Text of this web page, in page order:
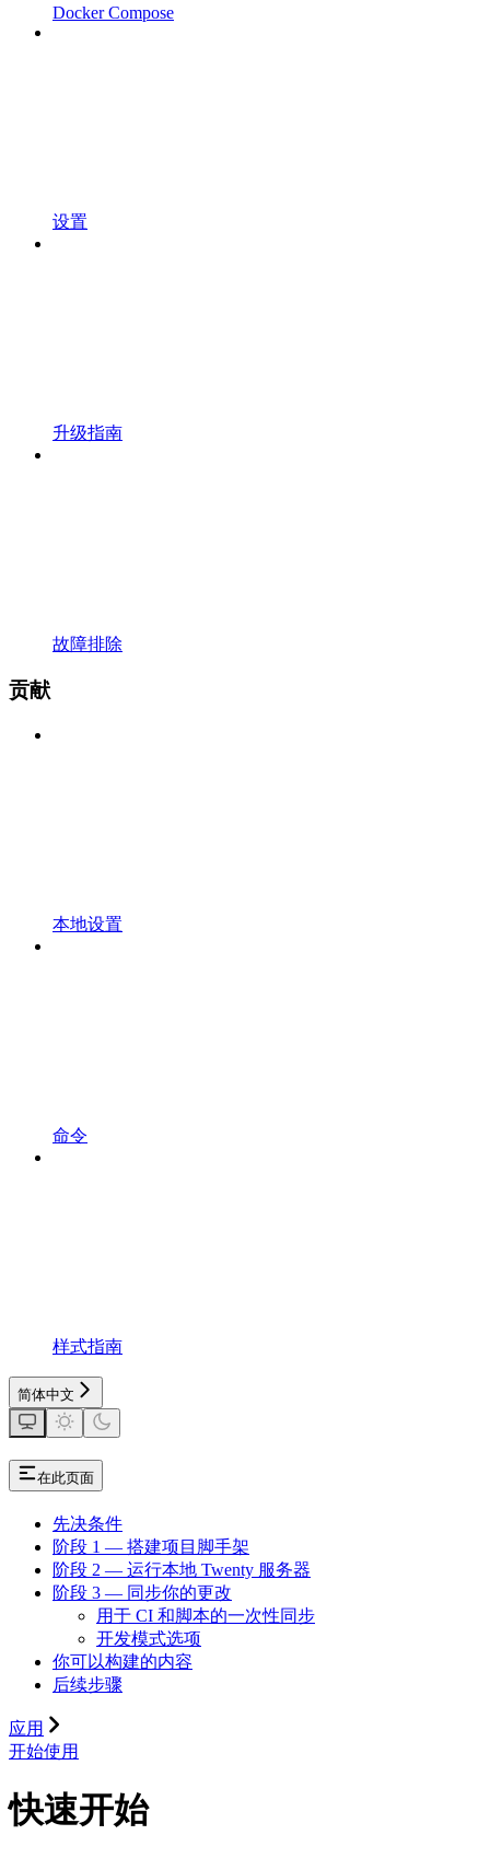
Docker Compose
设置
升级指南
故障排除
贡献
本地设置
命令
样式指南
简体中文
在此页面
先决条件
阶段 1 — 搭建项目脚手架
阶段 2 — 运行本地 Twenty 服务器
阶段 3 — 同步你的更改
用于 CI 和脚本的一次性同步
开发模式选项
你可以构建的内容
后续步骤
应用
开始使用
快速开始